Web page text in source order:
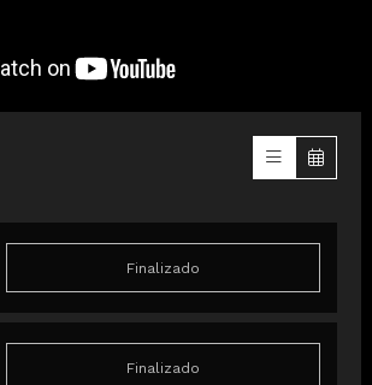
Finalizado
Finalizado